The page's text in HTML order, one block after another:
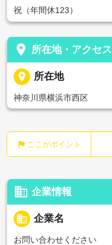
祝（年間休123）
place 所在地・アクセス
place 所在地
神奈川県横浜市西区
flag ここがポイント
business 企業情報
business 企業名
お問い合わせください